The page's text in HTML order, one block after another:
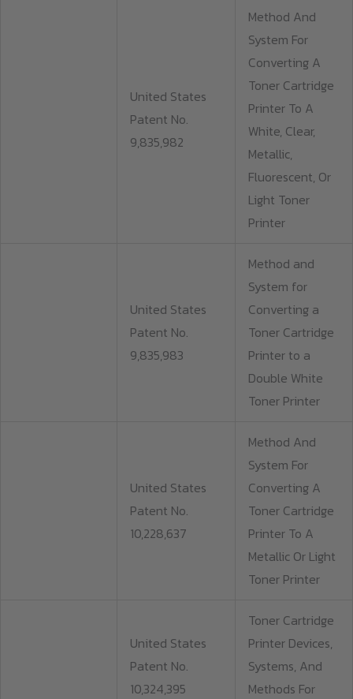
United States
Patent No.
9,835,982
Method And
System For
Converting A
Toner Cartridge
Printer To A
White, Clear,
Metallic,
Fluorescent, Or
Light Toner
Printer
United States
Patent No.
9,835,983
Method and
System for
Converting a
Toner Cartridge
Printer to a
Double White
Toner Printer
United States
Patent No.
10,228,637
Method And
System For
Converting A
Toner Cartridge
Printer To A
Metallic Or Light
Toner Printer
United States
Patent No.
10,324,395
Toner Cartridge
Printer Devices,
Systems, And
Methods For